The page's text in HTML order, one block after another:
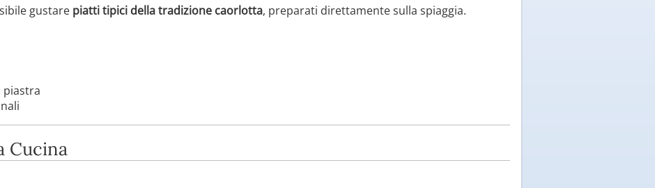
gustare piatti tipici della tradizione caorlotta, preparati direttamente sulla spiaggia.
piastra
Cucina